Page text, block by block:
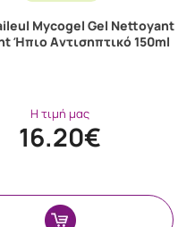
Mycogel Gel Nettoyant
Ήπιο Aντισηπτικό 150ml
Η τιμή μας
16.20€